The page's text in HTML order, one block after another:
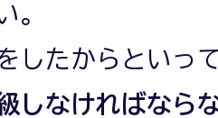
。
したからといっ
しなければなら